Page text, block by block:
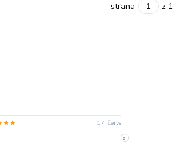
strana z 1
17. července
»